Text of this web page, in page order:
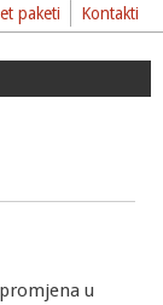
paketi Kontakti
u